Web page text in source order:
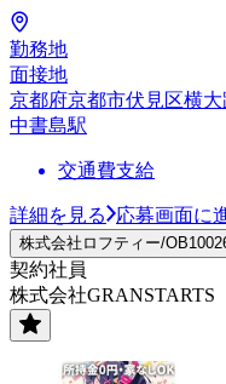
勤務地
面接地
京都府京都市伏見区横
中書島駅
交通費支給
詳細を見る 応募画面に
株式会社ロフティー/
契約社員
株式会社GRANSTARTS